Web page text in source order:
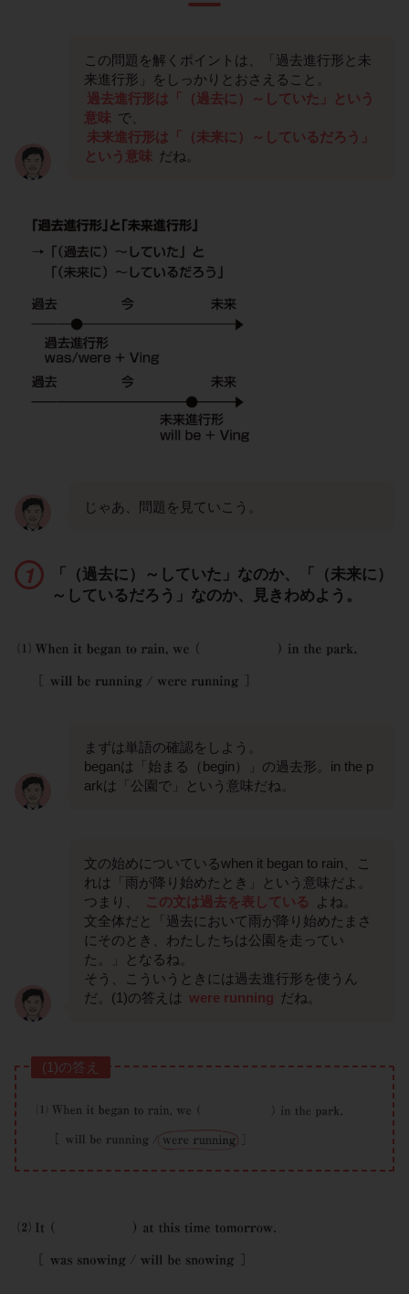
この問題を解くポイントは、「過去進行形と未
来進行形」をしっかりとおさえること。
過去進行形は「（過去に）～していた」という
意味 で、
未来進行形は「（未来に）～しているだろう」
という意味
だね。
じゃあ、問題を見ていこう。
「（過去に）～していた」なのか、「（未来に）
～しているだろう」なのか、見きわめよう。
まずは単語の確認をしよう。
beganは「始まる（begin）」の過去形。in the p
arkは「公園で」という意味だね。
文の始めについているwhen it began to rain、こ
れは「雨が降り始めたとき」という意味だよ。
つまり、
この文は過去を表している
よね。
文全体だと「過去において雨が降り始めたまさ
にそのとき、わたしたちは公園を走ってい
た。」となるね。
そう、こういうときには過去進行形を使うん
だ。(1)の答えは were running だね。
(1)の答え